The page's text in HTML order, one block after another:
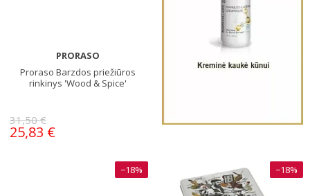
PRORASO
Proraso Barzdos priežiūros
rinkinys 'Wood & Spice'
31,50 €
25,83 €
−18% −18%